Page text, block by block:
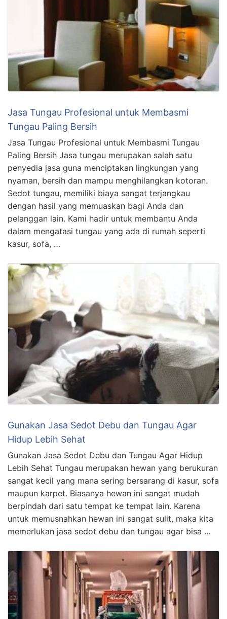
Jasa Tungau Profesional untuk Membasmi
Tungau Paling Bersih
Jasa Tungau Profesional untuk Membasmi Tungau
Paling Bersih Jasa tungau merupakan salah satu
penyedia jasa guna menciptakan lingkungan yang
nyaman, bersih dan mampu menghilangkan kotoran.
Sedot tungau, memiliki biaya sangat terjangkau
dengan hasil yang memuaskan bagi Anda dan
pelanggan lain. Kami hadir untuk membantu Anda
dalam mengatasi tungau yang ada di rumah seperti
kasur, sofa, …
Gunakan Jasa Sedot Debu dan Tungau Agar
Hidup Lebih Sehat
Gunakan Jasa Sedot Debu dan Tungau Agar Hidup
Lebih Sehat Tungau merupakan hewan yang berukuran
sangat kecil yang mana sering bersarang di kasur, sofa
maupun karpet. Biasanya hewan ini sangat mudah
berpindah dari satu tempat ke tempat lain. Karena
untuk memusnahkan hewan ini sangat sulit, maka kita
memerlukan jasa sedot debu dan tungau agar bisa …